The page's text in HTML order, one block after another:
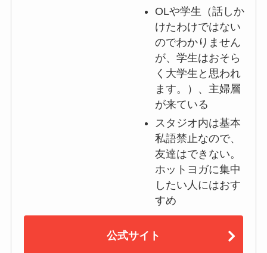
OLや学生（話しか
けたわけではない
のでわかりません
が、学生はおそら
く大学生と思われ
ます。）、主婦層
が来ている
スタジオ内は基本
私語禁止なので、
友達はできない。
ホットヨガに集中
したい人にはおす
すめ
公式サイト